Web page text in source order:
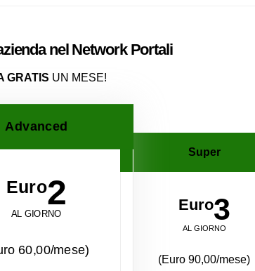
nel NetworkPortali
GRATIS UN MESE!
Advanced
Euro2
AL GIORNO
60,00/mese)
Super
Euro3
AL GIORNO
(Euro 90,00/mese)